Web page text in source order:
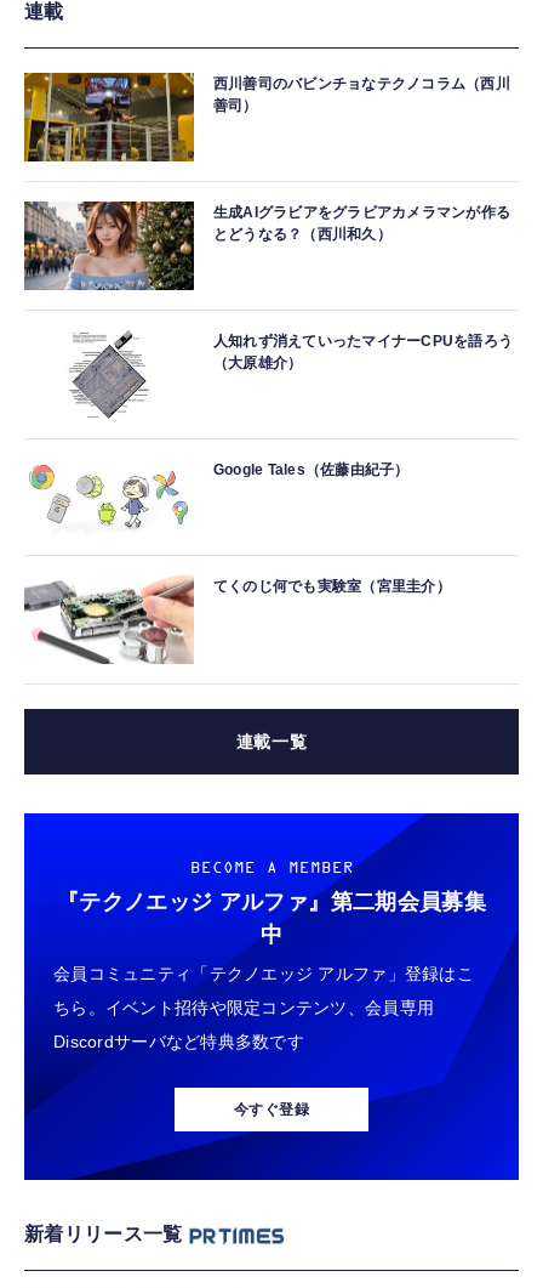
連載
西川善司のバビンチョなテクノコラム（西川
善司）
生成AIグラビアをグラビアカメラマンが作る
とどうなる？（西川和久）
人知れず消えていったマイナーCPUを語ろう
（大原雄介）
Google Tales（佐藤由紀子）
てくのじ何でも実験室（宮里圭介）
連載一覧
BECOME A MEMBER
『テクノエッジ アルファ』 第二期会員募集
中
会員コミュニティ「テクノエッジ アルファ」登録はこ
ちら。イベント招待や限定コンテンツ、会員専用
Discordサーバなど特典多数です
今すぐ登録
新着リリース一覧